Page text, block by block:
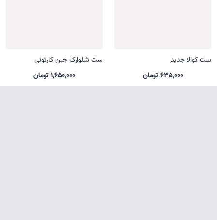
ست کوالا جدید
635,000 تومان
ست شلوارک جین کارتونی
1,650,000 تومان